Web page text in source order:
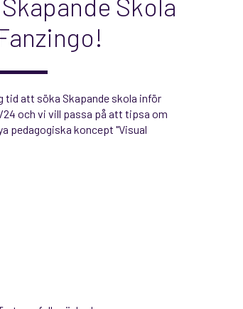
tid att söka Skapande skola inför
och vi vill passa på att tipsa om
pedagogiska koncept "Visual